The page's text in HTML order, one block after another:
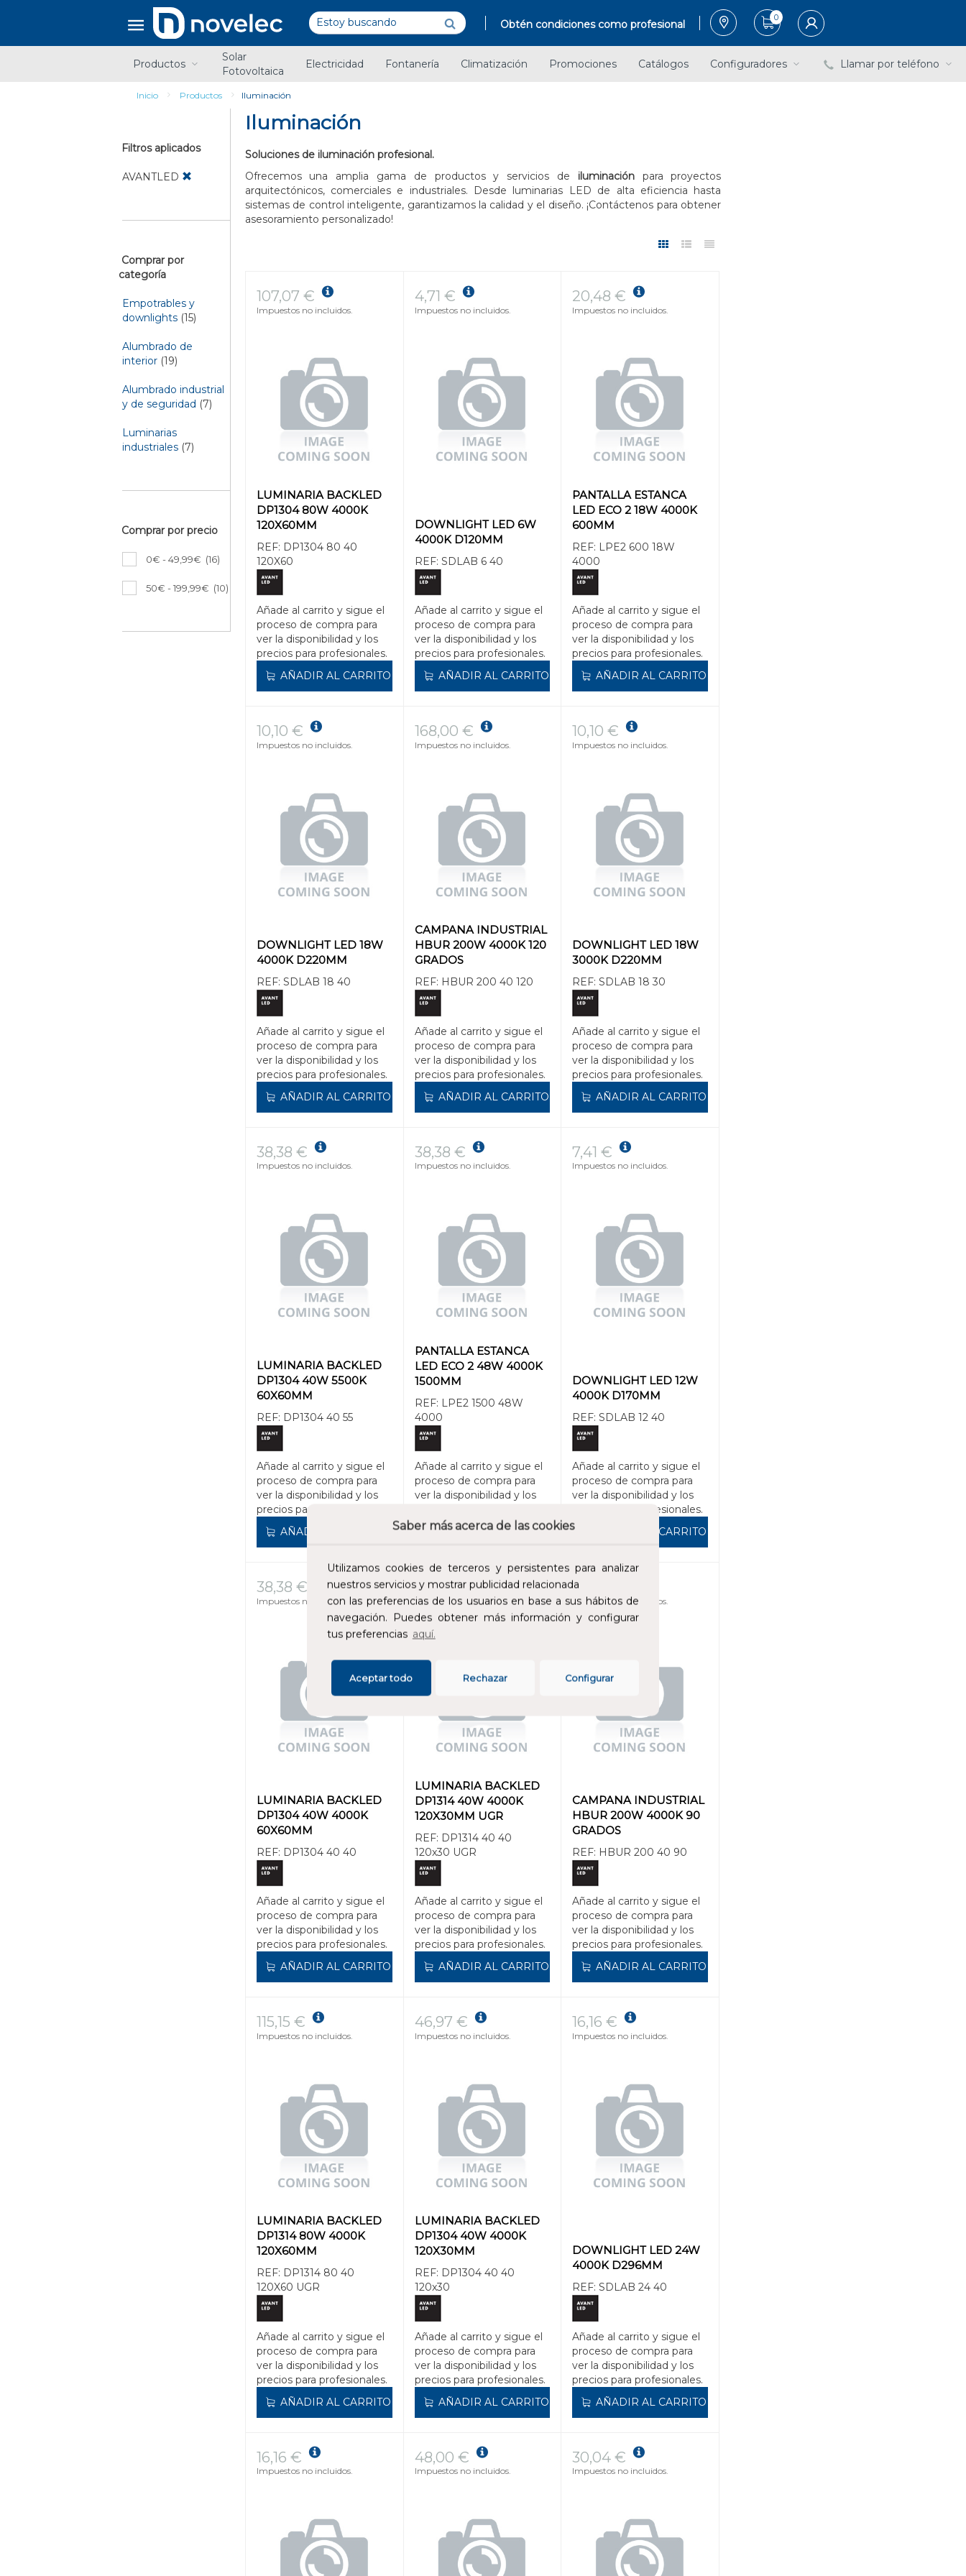
Saber más acerca de las cookies
Utilizamos cookies de terceros y persistentes para analizar
nuestros servicios y mostrar publicidad relacionada
con las preferencias de los usuarios en base a sus hábitos de
navegación. Puedes obtener más información y configurar
tus preferencias aquí.
Configurar
Rechazar
Aceptar todo
de
Obtén condiciones como profesional
0
Productos
Solar
Fotovoltaica
Electricidad Fontanería Climatización Promociones Catálogos Configuradores Llamar por teléfono
Inicio Productos Iluminación
Filtros aplicados
AVANTLED
Comprar por
categoría
Empotrables y
downlights (15)
Alumbrado de
interior (19)
Alumbrado industrial
y de seguridad (7)
Luminarias
industriales (7)
Comprar por precio
0€ - 49,99€ (16)
50€ - 199,99€ (10)
Iluminación
Soluciones de iluminación profesional.
Ofrecemos una amplia gama de productos y servicios de iluminaciónpara proyectos
arquitectónicos, comerciales e industriales. Desde luminarias LED de alta eficiencia hasta
sistemas de control inteligente, garantizamos la calidad y el diseño. ¡Contáctenos para obtener
asesoramiento personalizado!
LUMINARIA BACKLED
DP1304 80W 4000K
120X60MM
REF: DP1304 80 40
120X60
Añade al carrito y sigue el
proceso de compra para
ver la disponibilidad y los
precios para profesionales.
107,07 €
Impuestos no incluidos.
AÑADIR AL CARRITO
DOWNLIGHT LED 6W
4000K D120MM
REF: SDLAB 6 40
Añade al carrito y sigue el
proceso de compra para
ver la disponibilidad y los
precios para profesionales.
4,71 €
Impuestos no incluidos.
AÑADIR AL CARRITO
PANTALLA ESTANCA
LED ECO 2 18W 4000K
600MM
REF: LPE2 600 18W
4000
Añade al carrito y sigue el
proceso de compra para
ver la disponibilidad y los
precios para profesionales.
20,48 €
Impuestos no incluidos.
AÑADIR AL CARRITO
DOWNLIGHT LED 18W
4000K D220MM
REF: SDLAB 18 40
Añade al carrito y sigue el
proceso de compra para
ver la disponibilidad y los
precios para profesionales.
10,10 €
Impuestos no incluidos.
AÑADIR AL CARRITO
CAMPANA INDUSTRIAL
HBUR 200W 4000K 120
GRADOS
REF: HBUR 200 40 120
Añade al carrito y sigue el
proceso de compra para
ver la disponibilidad y los
precios para profesionales.
168,00 €
Impuestos no incluidos.
AÑADIR AL CARRITO
DOWNLIGHT LED 18W
3000K D220MM
REF:SDLAB 18 30
Añade al carrito y sigue el
proceso de compra para
ver la disponibilidad y los
precios para profesionales.
10,10 €
Impuestos no incluidos.
AÑADIR AL CARRITO
LUMINARIA BACKLED
DP1304 40W 5500K
60X60MM
REF: DP1304 40 55
Añade al carrito y sigue el
proceso de compra para
ver la disponibilidad y los
precios para profesionales.
38,38 €
Impuestos no incluidos.
AÑADIR AL CARRITO
PANTALLA ESTANCA
LED ECO 2 48W 4000K
1500MM
REF: LPE2 1500 48W
4000
Añade al carrito y sigue el
proceso de compra para
ver la disponibilidad y los
38,38 €
Impuestos no incluidos.
AÑADIR AL CARRITO
DOWNLIGHT LED 12W
4000K D170MM
REF:SDLAB 12 40
Añade al carrito y sigue el
proceso de compra para
ver la disponibilidad y los
precios para profesionales.
7,41 €
Impuestos no incluidos.
AÑADIR AL CARRITO
LUMINARIA BACKLED
DP1304 40W 4000K
60X60MM
REF: DP1304 40 40
Añade al carrito y sigue el
proceso de compra para
ver la disponibilidad y los
precios para profesionales.
38,38 €
Impuestos no incluidos.
AÑADIR AL CARRITO
LUMINARIA BACKLED
DP1314 40W 4000K
120X30MM UGR
REF: DP1314 40 40
120x30 UGR
Añade al carrito y sigue el
proceso de compra para
ver la disponibilidad y los
precios para profesionales.
56,57 €
Impuestos no incluidos.
AÑADIR AL CARRITO
CAMPANA INDUSTRIAL
HBUR 200W 4000K 90
GRADOS
REF: HBUR 200 40 90
Añade al carrito y sigue el
proceso de compra para
ver la disponibilidad y los
precios para profesionales.
168,00 €
Impuestos no incluidos.
AÑADIR AL CARRITO
LUMINARIA BACKLED
DP1314 80W 4000K
120X60MM
REF: DP1314 80 40
120X60 UGR
Añade al carrito y sigue el
proceso de compra para
ver la disponibilidad y los
precios para profesionales.
115,15 €
Impuestos no incluidos.
AÑADIR AL CARRITO
LUMINARIA BACKLED
DP1304 40W 4000K
120X30MM
REF: DP1304 40 40
120x30
Añade al carrito y sigue el
proceso de compra para
ver la disponibilidad y los
precios para profesionales.
46,97 €
Impuestos no incluidos.
AÑADIR AL CARRITO
DOWNLIGHT LED 24W
4000K D296MM
REF:SDLAB 24 40
Añade al carrito y sigue el
proceso de compra para
ver la disponibilidad y los
precios para profesionales.
16,16 €
Impuestos no incluidos.
AÑADIR AL CARRITO
16,16 €
Impuestos no incluidos.
48,00 €
Impuestos no incluidos.
30,04 €
Impuestos no incluidos.